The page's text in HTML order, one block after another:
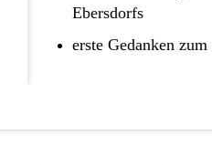
Ebersdorfs
erste Gedanken